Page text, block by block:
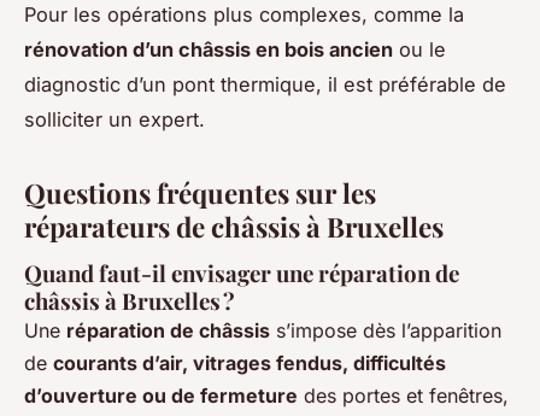
Pour les opérations plus complexes, comme la
rénovation d’un châssis en bois ancien ou le
diagnostic d’un pont thermique, il est préférable de
solliciter un expert.
Questions fréquentes sur les
réparateurs de châssis à Bruxelles
Quand faut-il envisager une réparation de
châssis à Bruxelles ?
Une réparation de châssis s’impose dès l’apparition
de courants d’air, vitrages fendus, difficultés
d’ouverture ou de fermeture des portes et fenêtres,